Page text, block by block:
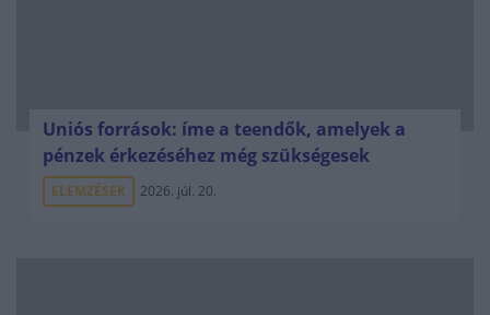
Uniós források: íme a teendők, amelyek a
pénzek érkezéséhez még szükségesek
ELEMZÉSEK 2026. júl. 20.